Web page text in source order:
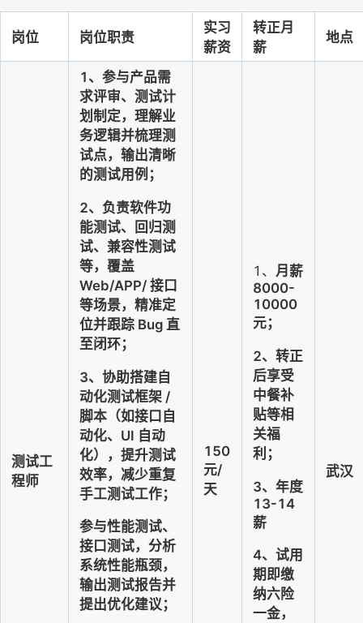
岗位 岗位职责
实习
薪资
转正月
薪
地点
测试工
程师
1、参与产品需
求评审、测试计
划制定，理解业
务逻辑并梳理测
试点，输出清晰
的测试用例；
2、负责软件功
能测试、回归测
试、兼容性测试
等，覆盖
Web/APP/ 接口
等场景，精准定
位并跟踪 Bug 直
至闭环；
3、协助搭建自
动化测试框架 /
脚本（如接口自
动化、UI 自动
化），提升测试
效率，减少重复
手工测试工作；
参与性能测试、
接口测试，分析
系统性能瓶颈，
输出测试报告并
提出优化建议；
150
元/
天
1、 月薪
8000-
10000
元；
2、转正
后享受
中餐补
贴等相
关福
利；
3、 年度
13-14
薪
4、 试用
期即缴
纳六险
一金，
武汉